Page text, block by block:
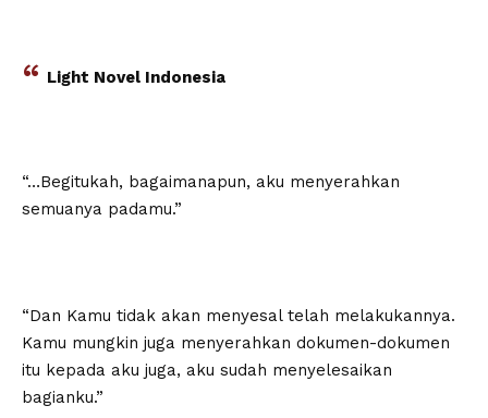
Light Novel Indonesia
“…Begitukah, bagaimanapun, aku menyerahkan
semuanya padamu.”
“Dan Kamu tidak akan menyesal telah melakukannya.
Kamu mungkin juga menyerahkan dokumen-dokumen
itu kepada aku juga, aku sudah menyelesaikan
bagianku.”